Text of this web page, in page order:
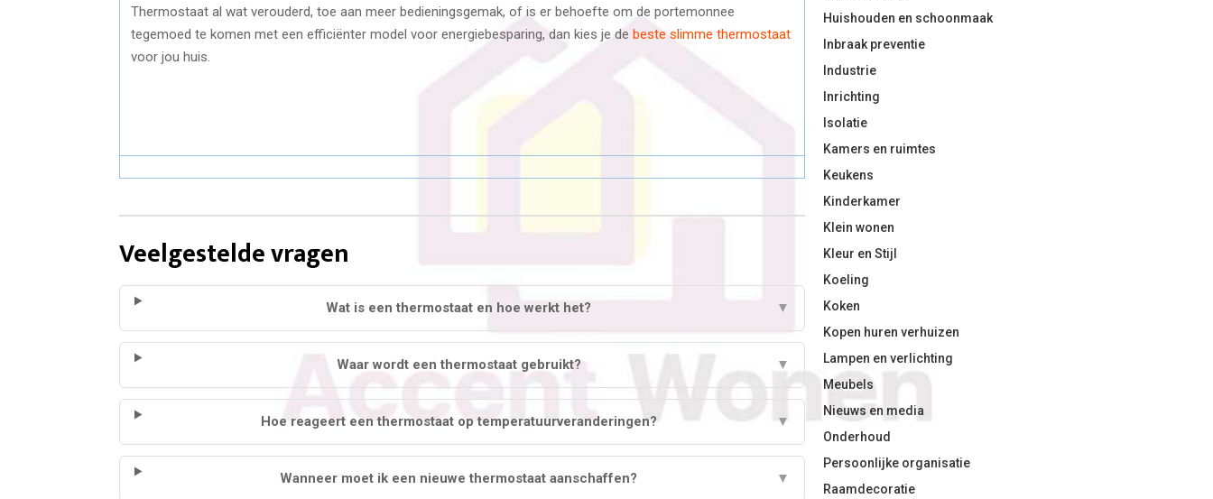
Thermostaat al wat verouderd, toe aan meer bedieningsgemak, of is er behoefte om de portemonnee
tegemoed te komen met een efficiënter model voor energiebesparing, dan kies je de beste slimme thermostaat
voor jou huis.
Veelgestelde vragen
Wat is een thermostaat en hoe werkt het? ▼
Waar wordt een thermostaat gebruikt? ▼
Hoe reageert een thermostaat op temperatuurveranderingen? ▼
Wanneer moet ik een nieuwe thermostaat aanschaffen? ▼
Huishouden en schoonmaak
Inbraak preventie
Industrie
Inrichting
Isolatie
Kamers en ruimtes
Keukens
Kinderkamer
Klein wonen
Kleur en Stijl
Koeling
Koken
Kopen huren verhuizen
Lampen en verlichting
Meubels
Nieuws en media
Onderhoud
Persoonlijke organisatie
Raamdecoratie